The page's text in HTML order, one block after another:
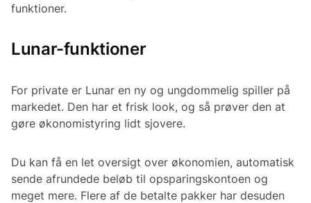
funktioner.
Lunar-funktioner
For private er Lunar en ny og ungdommelig spiller på
markedet. Den har et frisk look, og så prøver den at
gøre økonomistyring lidt sjovere.
Du kan få en let oversigt over økonomien, automatisk
sende afrundede beløb til opsparingskontoen og
meget mere. Flere af de betalte pakker har desuden